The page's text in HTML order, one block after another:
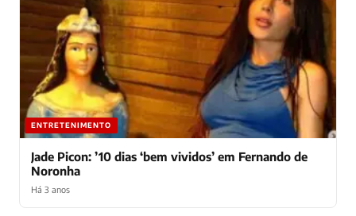
ENTRETENIMENTO
Jade Picon: ’10 dias ‘bem vividos’ em Fernando de
Noronha
Há 3 anos